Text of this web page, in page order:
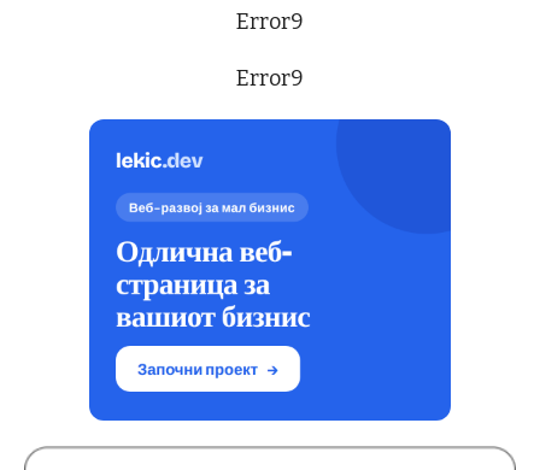
Error9
Error9